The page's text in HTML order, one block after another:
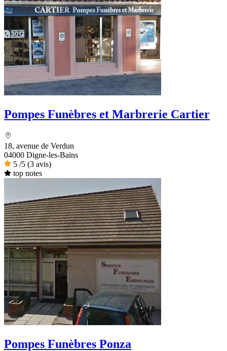
Pompes Funèbres et Marbrerie Cartier
18, avenue de Verdun
04000 Digne-les-Bains
5 /5 (3 avis)
top notes
Pompes Funèbres Ponza